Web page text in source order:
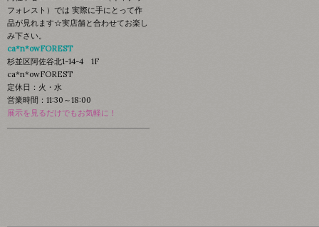
フォレスト）では 実際に手にとって作
品が見れます☆実店舗と合わせてお楽し
み下さい。
ca*n*owFOREST
杉並区阿佐谷北1-14-4 1F
ca*n*owFOREST
定休日：火・水
営業時間：11:30～18:00
展示を見るだけでもお気軽に！